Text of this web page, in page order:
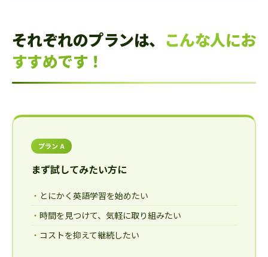
それぞれのプランは、 こんな人にお
すすめです！
プラン A
まず試してみたい方に
とにかく英語学習を始めたい
時間を見つけて、気軽に取り組みたい
コストを抑えて継続したい